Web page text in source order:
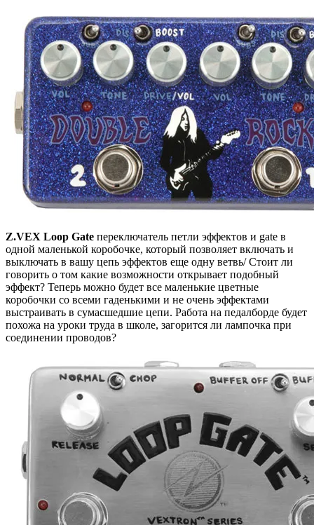
Z.VEX Loop Gate переключатель петли эффектов и gate в
одной маленькой коробочке, который позволяет включать и
выключать в вашу цепь эффектов еще одну ветвь/ Стоит ли
говорить о том какие возможности открывает подобный
эффект? Теперь можно будет все маленькие цветные
коробочки со всеми гаденькими и не очень эффектами
выстраивать в сумасшедшие цепи. Работа на педалборде будет
похожа на уроки труда в школе, загорится ли лампочка при
соединении проводов?